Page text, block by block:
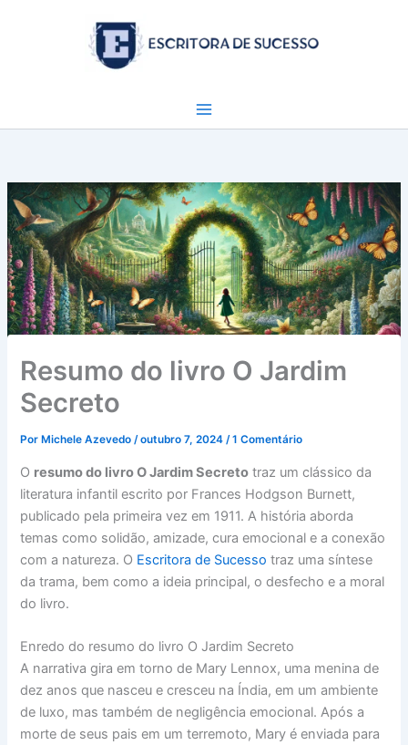
Resumo do livro O Jardim
Secreto
Por Michele Azevedo/outubro 7, 2024/1 Comentário
O resumo do livro O Jardim Secreto traz um clássico da
literatura infantil escrito por Frances Hodgson Burnett,
publicado pela primeira vez em 1911. A história aborda
temas como solidão, amizade, cura emocional e a conexão
com a natureza. O Escritora de Sucesso traz uma síntese
da trama, bem como a ideia principal, o desfecho e a moral
do livro.
Enredo do resumo do livro O Jardim Secreto
A narrativa gira em torno de Mary Lennox, uma menina de
dez anos que nasceu e cresceu na Índia, em um ambiente
de luxo, mas também de negligência emocional. Após a
morte de seus pais em um terremoto, Mary é enviada para